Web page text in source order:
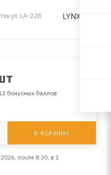
LA-228 LYNXauto
бонусных баллов
В КОРЗИНУ
после 8:30, в 1